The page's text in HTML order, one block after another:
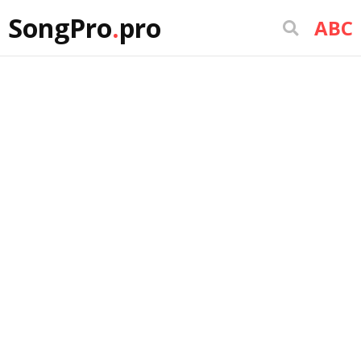
SongPro.pro ABC